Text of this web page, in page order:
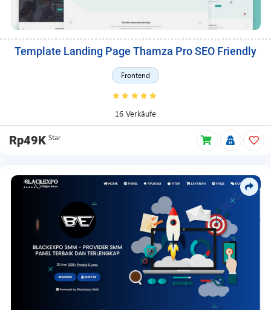
Template Landing Page Thamza Pro SEO Friendly
Frontend
16 Verkäufe
Rp49K Star